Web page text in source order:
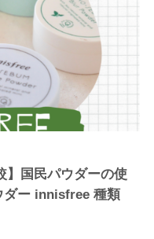
】国民パウダーの使
ダー innisfree 種類